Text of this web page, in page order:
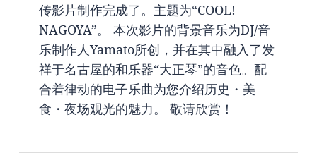
传影片制作完成了。主题为“COOL!
NAGOYA”。 本次影片的背景音乐为DJ/音
乐制作人Yamato所创，并在其中融入了发
祥于名古屋的和乐器“大正琴”的音色。配
合着律动的电子乐曲为您介绍历史・美
食・夜场观光的魅力。 敬请欣赏！